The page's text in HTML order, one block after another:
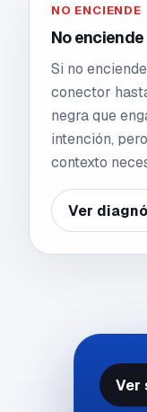
NO ENCIENDE
No enciende
Si no
conector
negra que
intención,
contexto
Ver
Ver